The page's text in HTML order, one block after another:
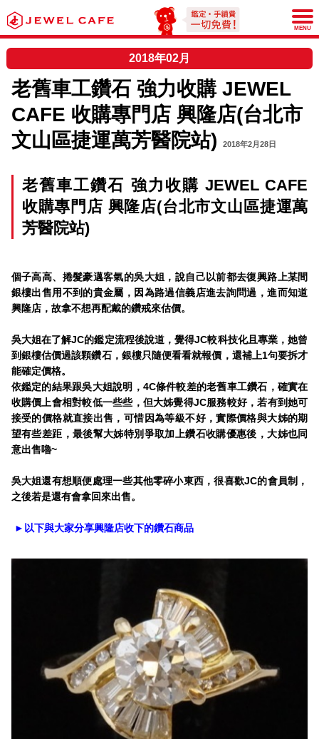
JEWEL CAFE
MENU
2018年02月
老舊車工鑽石 強力收購 JEWEL
CAFE 收購專門店 興隆店(台北市
文山區捷運萬芳醫院站)
2018年2月28日
老舊車工鑽石 強力收購 JEWEL CAFE
收購專門店 興隆店(台北市文山區捷運萬
芳醫院站)
個子高高、捲髮豪邁客氣的吳大姐，說自己以前都去復興路上某間
銀樓出售用不到的貴金屬，因為路過信義店進去詢問過，進而知道
興隆店，故拿不想再配戴的鑽戒來估價。
吳大姐在了解JC的鑑定流程後說道，覺得JC較科技化且專業，她曾
到銀樓估價過該顆鑽石，銀樓只隨便看看就報價，還補上1句要拆才
能確定價格。
依鑑定的結果跟吳大姐說明，4C條件較差的老舊車工鑽石，確實在
收購價上會相對較低一些些，但大姊覺得JC服務較好，若有到她可
接受的價格就直接出售，可惜因為等級不好，實際價格與大姊的期
望有些差距，最後幫大姊特別爭取加上鑽石收購優惠後，大姊也同
意出售嚕~
吳大姐還有想順便處理一些其他零碎小東西，很喜歡JC的會員制，
之後若是還有會拿回來出售。
►以下與大家分享興隆店收下的鑽石商品